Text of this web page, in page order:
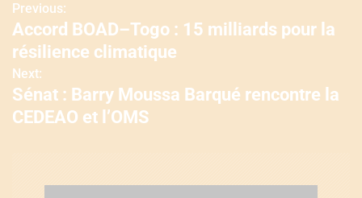
N
a
v
i
Previous:
Accord BOAD–Togo : 15 milliards pour la
résilience climatique
Next:
Sénat : Barry Moussa Barqué rencontre la
CEDEAO et l’OMS